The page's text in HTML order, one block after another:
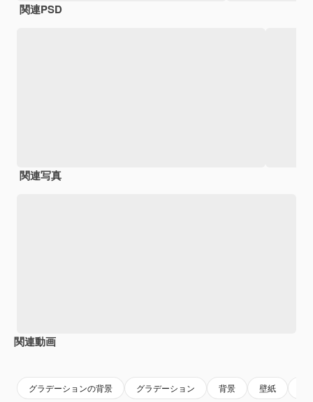
関連PSD
関連写真
関連動画
グラデーションの背景 グラデーション 背景 壁紙